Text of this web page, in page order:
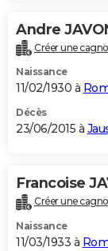
Andre
Créer une
Naissance
11/02/1930 à
Décès
23/06/2015 à
Francoise
Créer une
Naissance
11/03/1933 à